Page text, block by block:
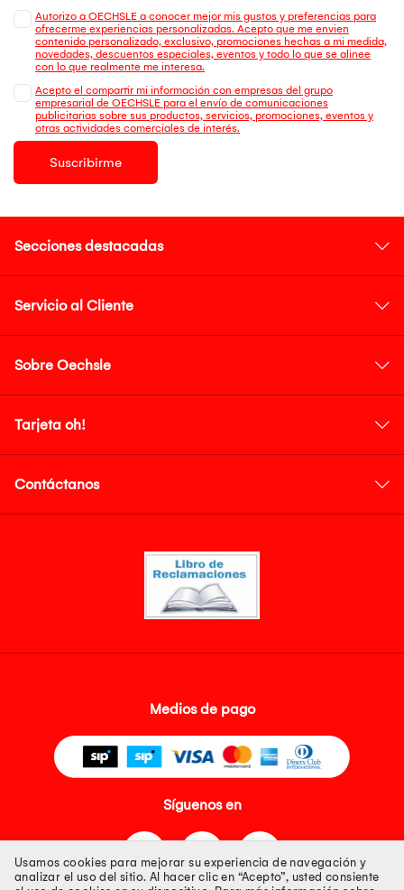
Autorizo a OECHSLE a conocer mejor mis gustos y preferencias para
ofrecerme experiencias personalizadas. Acepto que me envien
contenido personalizado, exclusivo, promociones hechas a mi medida,
novedades, descuentos especiales, eventos y todo lo que se alinee
con lo que realmente me interesa.
Acepto el compartir mi información con empresas del grupo
empresarial de OECHSLE para el envío de comunicaciones
publicitarias sobre sus productos, servicios, promociones, eventos y
otras actividades comerciales de interés.
Suscribirme
Secciones destacadas
Servicio al Cliente
Sobre Oechsle
Tarjeta oh!
Contáctanos
Medios de pago
Síguenos en
Usamos cookies para mejorar su experiencia de navegación y
analizar el uso del sitio. Al hacer clic en “Acepto”, usted consiente